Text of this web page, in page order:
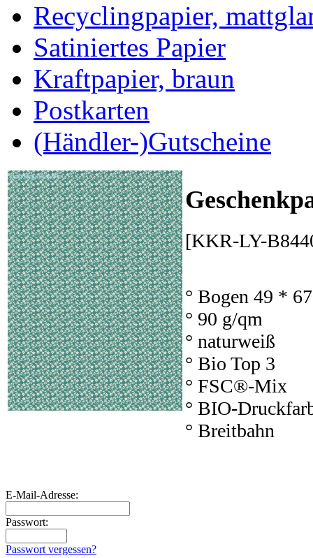
Recyclingpapier,
Satiniertes Papier
Kraftpapier, braun
Postkarten
(Händler-)Gutscheine
[KKR-LY-
° Bogen 49 *
° 90 g/qm
° naturweiß
° Bio Top 3
° FSC®-Mix
° BIO-
° Breitbahn
E-Mail-Adresse:
Passwort:
Passwort vergessen?